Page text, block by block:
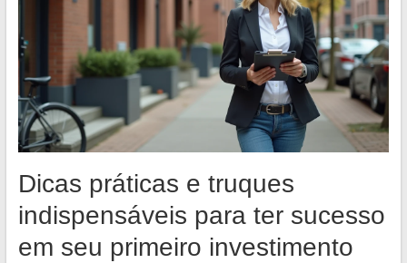
Dicas práticas e truques
indispensáveis para ter sucesso
em seu primeiro investimento